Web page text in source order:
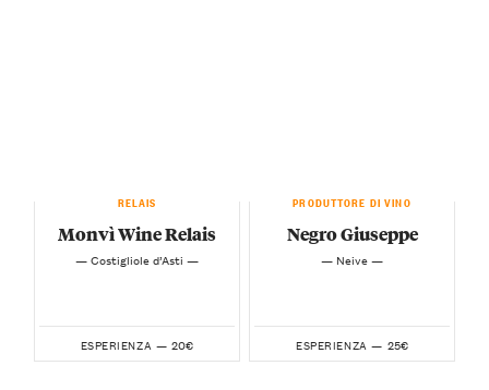
RELAIS
Monvì Wine Relais
— Costigliole d’Asti —
ESPERIENZA — 20€
PRODUTTORE DI VINO
Negro Giuseppe
— Neive —
ESPERIENZA — 25€